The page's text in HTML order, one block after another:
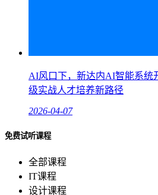
AI风口下，新达内AI智能系统
级实战人才培养新路径
2026-04-07
免费试听课程
全部课程
IT课程
设计课程